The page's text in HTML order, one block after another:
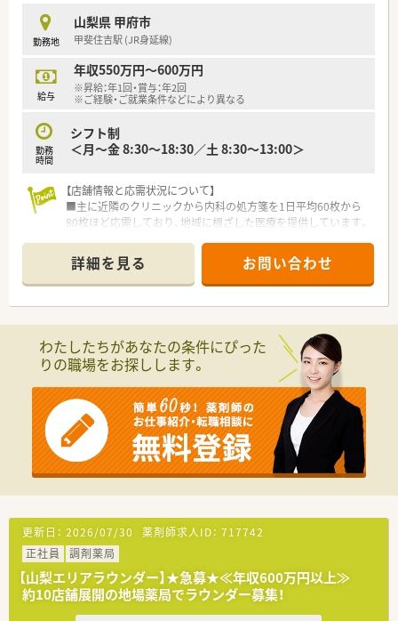
勤務地
山梨県 甲府市
甲斐住吉駅 (JR身延線)
給与
年収550万円～600万円
※昇給：年1回・賞与：年2回
※ご経験・ご就業条件などにより異なる
勤務
時間
シフト制
＜月～金 8:30～18:30／土 8:30～13:00＞
【店舗情報と応需状況について】
■主に近隣のクリニックから内科の処方箋を1日平均60枚から
80枚ほど応需しており、地域に根ざした医療を提供しています。
2名在籍しているため、一人ひとりの業務負担が少ない環境で
す。
■急な欠員や体調不良時には、本社に所属する5名のラウンダー
薬剤師がフォローに入る体制があり、休みが取りやすい職場で
【法人特徴について】
■山梨県を中心に12店舗の調剤薬局を展開しており、地域住民
の健康を支える「かかりつけ薬局」としての役割を追求していま
す。
■最新の自動薬剤ピッキング装置を導入するなど、業務の効率化
と調剤の安全性を両立させるためのICT投資を積極的に行ってい
ます。
■カフェ併設店やオンライン服薬指導など、従来の薬局の枠にと
らわれない新しい取り組みを通じて利便性の向上に努めていま
す。
【想定されるキャリアイメージ】
■まずは一般薬剤師として業務に慣れていただき、将来的には管
理薬剤師や複数店舗を統括するマネージャーを目指すことも可
能です。
■在宅医療の実績を積みながら地域支援体制加算の算定に関わ
ることで、地域医療に不可欠な専門性の高い薬剤師へと成長でき
詳細を見る お問い合わせ
わたしたちがあなたの条件にぴった
りの職場をお探しします。
更新日： 2026/07/30 薬剤師求人ID： 717742
正社員
調剤薬局
【山梨エリアラウンダー】★急募★≪年収600万円以上≫
約10店舗展開の地場薬局でラウンダー募集！